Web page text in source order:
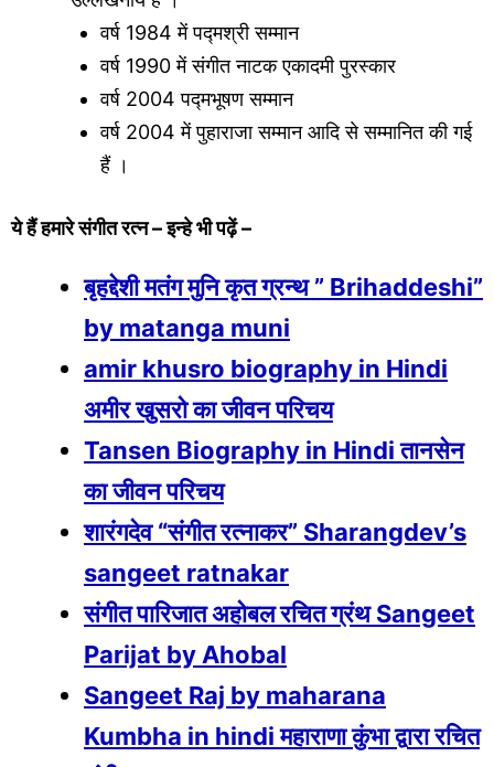
वर्ष 1984 में पद्मश्री सम्मान
वर्ष 1990 में संगीत नाटक एकादमी पुरस्कार
वर्ष 2004 पद्मभूषण सम्मान
वर्ष 2004 में पुहाराजा सम्मान आदि से सम्मानित की गई
हैं ।
ये हैं हमारे संगीत रत्न – इन्हे भी पढ़ें –
बृहद्देशी मतंग मुनि कृत ग्रन्थ ” Brihaddeshi”
by matanga muni
amir khusro biography in Hindi
अमीर खुसरो का जीवन परिचय
Tansen Biography in Hindi तानसेन
का जीवन परिचय
शारंगदेव “संगीत रत्नाकर” Sharangdev’s
sangeet ratnakar
संगीत पारिजात अहोबल रचित ग्रंथ Sangeet
Parijat by Ahobal
Sangeet Raj by maharana
Kumbha in hindi महाराणा कुंभा द्वारा रचित